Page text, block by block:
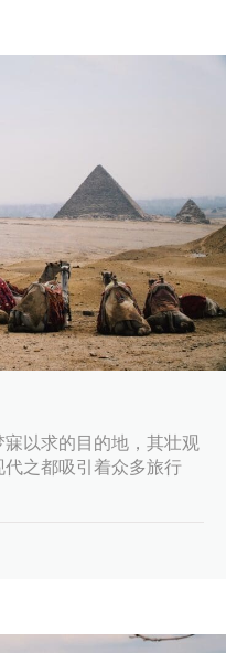
以求的目的地，其壮观
之都吸引着众多旅行